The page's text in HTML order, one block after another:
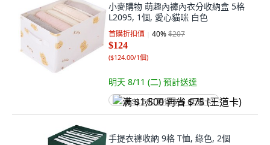
小麥購物 萌趣內褲內衣分收納盒 5格
L2095, 1個, 愛心貓咪 白色
首購折扣價 40%$207
$124
($124.00/1個)
明天 8/11 (二) 預計送達
满 $1,500 再省 $75 (王道卡)
手提衣褲收納 9格 T恤, 綠色, 2個